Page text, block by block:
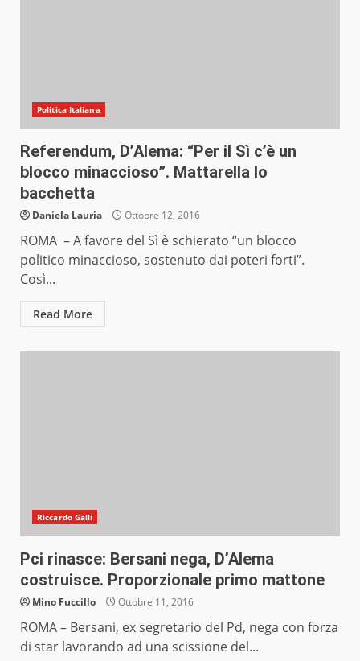
Politica Italiana
Referendum, D’Alema: “Per il Sì c’è un
blocco minaccioso”. Mattarella lo
bacchetta
Daniela Lauria Ottobre 12, 2016
ROMA – A favore del Sì è schierato “un blocco
politico minaccioso, sostenuto dai poteri forti”.
Così...
Read More
Riccardo Galli
Pci rinasce: Bersani nega, D’Alema
costruisce. Proporzionale primo mattone
Mino Fuccillo Ottobre 11, 2016
ROMA – Bersani, ex segretario del Pd, nega con forza
di star lavorando ad una scissione del...